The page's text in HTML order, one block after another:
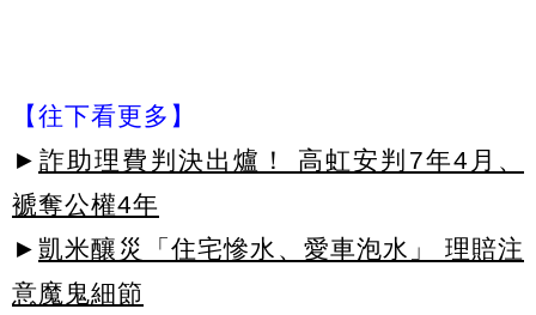
【往下看更多】
► 詐助理費判決出爐！ 高虹安判7年4月、
褫奪公權4年
► 凱米釀災「住宅慘水、愛車泡水」 理賠注
意魔鬼細節